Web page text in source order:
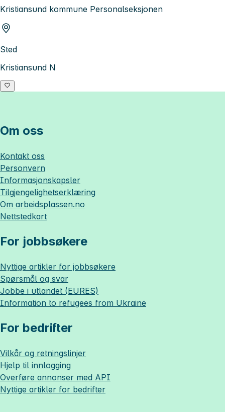
Kristiansund kommune Personalseksjonen
Sted
Kristiansund N
Om oss
Kontakt oss
Personvern
Informasjonskapsler
Tilgjengelighetserklæring
Om arbeidsplassen.no
Nettstedkart
For jobbsøkere
Nyttige artikler for jobbsøkere
Spørsmål og svar
Jobbe i utlandet (EURES)
Information to refugees from Ukraine
For bedrifter
Vilkår og retningslinjer
Hjelp til innlogging
Overføre annonser med API
Nyttige artikler for bedrifter